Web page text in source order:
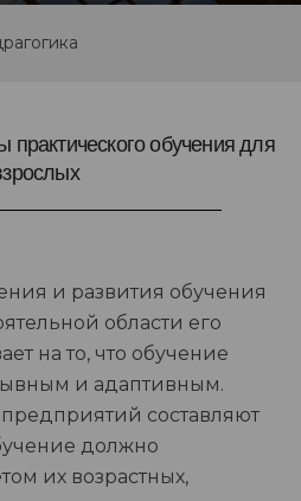
практического обучения для
и развития обучения
области его
на то, что обучение
и адаптивным.
составляют
должно
их возрастных,